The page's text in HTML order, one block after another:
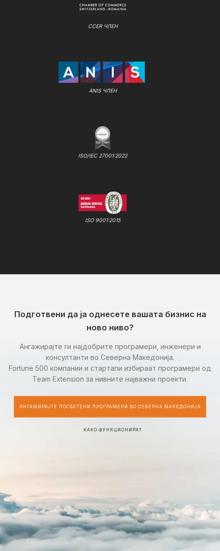
CCER ЧЛЕН
ANIS ЧЛЕН
ISO/IEC 27001:2022
ISO 9001:2015
Подготвени да ја однесете вашата бизнис на
ново ниво?
Ангажирајте ги најдобрите програмери, инженери и
консултанти во Северна Македонија.
Fortune 500 компании и стартапи избираат програмери од
Team Extension за нивните најважни проекти.
АНГАЖИРАЈТЕ ПОСВЕТЕНИ ПРОГРАМЕРИ ВО СЕВЕРНА МАКЕДОНИЈА
КАКО ФУНКЦИОНИРА?